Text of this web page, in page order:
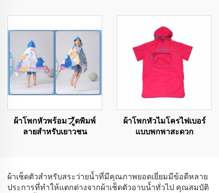
ผ้าโพกหัวพร้อมフู้ดพิมพ์
ลายสำหรับเยาวชน
ผ้าโพกหัวไมโครไฟเบอร์
แบบพกพาสะดวก
ผ้าเช็ดตัวสำหรับสระว่ายน้ำที่มีคุณภาพยอดเยี่ยมมีข้อดีหลาย
ประการที่ทำให้แตกต่างจากผ้าเช็ดตัวอาบน้ำทั่วไป คุณสมบัติ